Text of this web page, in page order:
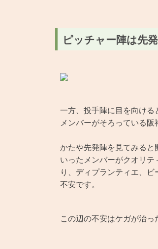
ピッチャー陣は先
一方、投手陣に目を向ける
メンバーがそろっている
かたや先発陣を見てみると
いったメンバーがクオリ
り、ディプランティエ、
不安です。
この辺の不安はケガが治っ